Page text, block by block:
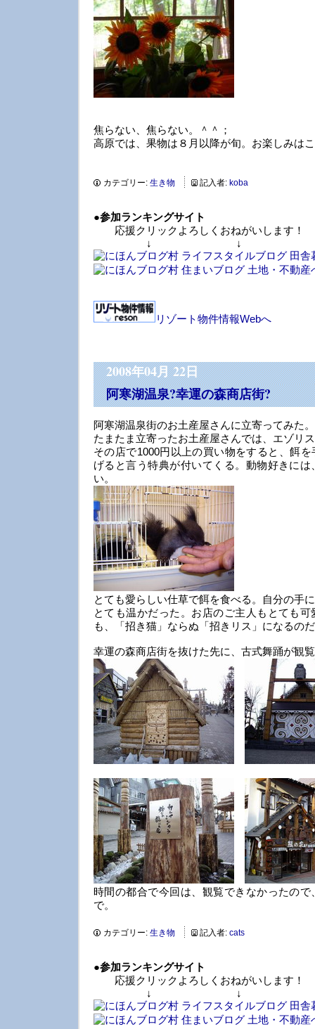
焦らない、焦らない。＾＾；
高原では、果物は８月以降が旬。お楽しみは
カテゴリー: 生き物 記入者: koba
●参加ランキングサイト
応援クリックよろしくおねがいします！
↓ ↓
リゾート物件情報Webへ
2008年04月 22日
阿寒湖温泉?幸運の森商店街?
阿寒湖温泉街のお土産屋さんに立寄ってみた。
たまたま立寄ったお土産屋さんでは、エゾリ
その店で1000円以上の買い物をすると、餌
げると言う特典が付いてくる。動物好きに
い。
とても愛らしい仕草で餌を食べる。自分の手
とても温かだった。お店のご主人もとても
も、「招き猫」ならぬ「招きリス」になるの
幸運の森商店街を抜けた先に、古式舞踊が観
時間の都合で今回は、観覧できなかったの
で。
カテゴリー: 生き物 記入者: cats
●参加ランキングサイト
応援クリックよろしくおねがいします！
↓ ↓